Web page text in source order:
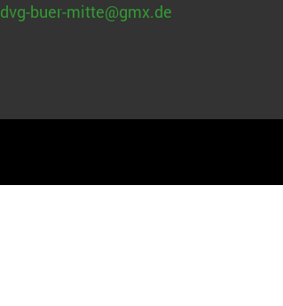
dvg-buer-mitte@gmx.de